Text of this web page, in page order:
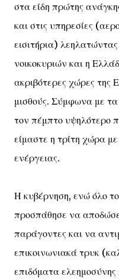
στα είδη πρώτης
και στις υπηρεσίες
εισιτήρια)
νοικοκυριών και η
ακριβότερες χώρες της
μισθούς. Σύμφωνα με
τον πέμπτο υψηλότερο
είμαστε η τρίτη χώρα
ενέργειας.
Η κυβέρνηση, ενώ όλο
προσπάθησε να
παράγοντες και να
επικοινωνιακά τρυκ
επιδόματα